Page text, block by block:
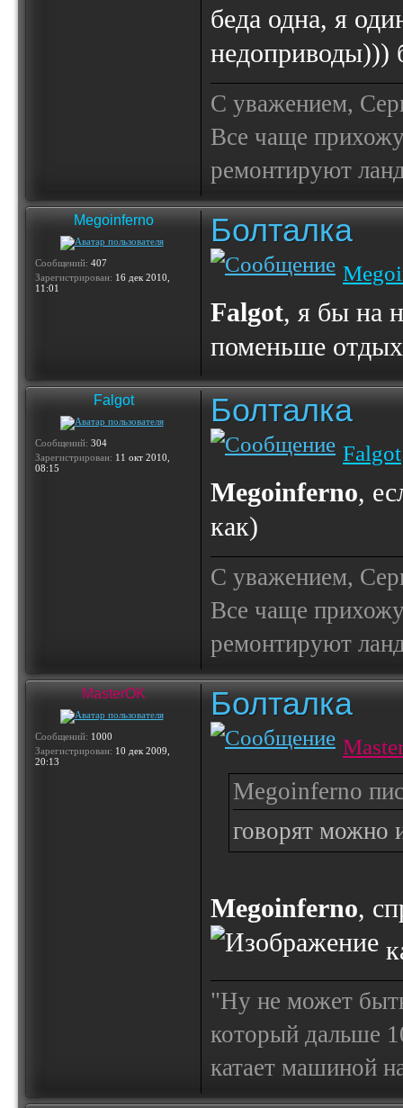
беда одна, я
недоприводы)))
С уважением,
Все чаще
ремонтируют
Megoinferno
Сообщений: 407
Зарегистрирован: 16 дек 2010,
11:01
Болталка
Falgot, я бы на
поменьше
Falgot
Сообщений: 304
Зарегистрирован: 11 окт 2010,
08:15
Болталка
Falgot
Megoinferno,
как)
С уважением,
Все чаще
ремонтируют
MasterOK
Сообщений: 1000
Зарегистрирован: 10 дек 2009,
20:13
Болталка
Megoinferno
говорят можно
Megoinferno,
"Ну не может
который дальше
катает машиной